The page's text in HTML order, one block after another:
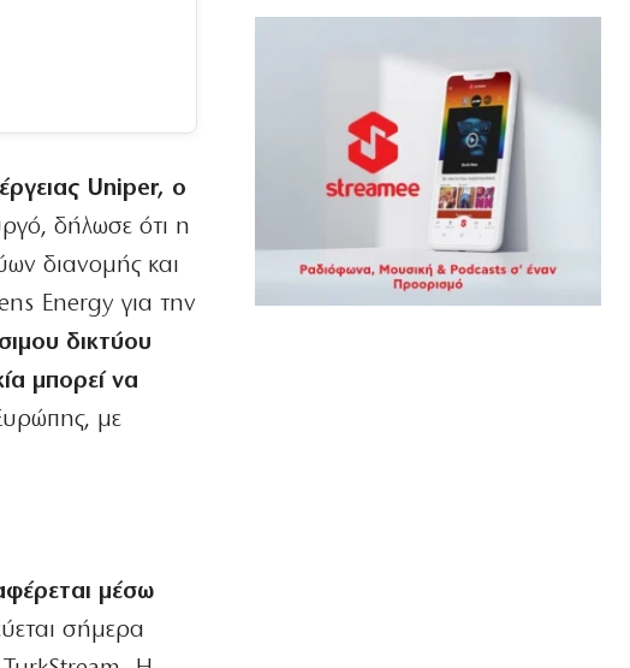
Uniper, ο
δήλωσε ότι η
διανομής και
Energy για την
δικτύου
μπορεί να
με
μέσω
σήμερα
ΠΟΛΙΤΙΣΜΟΣ
Θάλασσα: Ο αιώνιος καμβάς των
καλλιτεχνών
ΕΛΛΑΔΑ
Με διπλό «πρόσωπο» σήμερα ο καιρός
– 38άρια αλλά και τοπικές βροχές